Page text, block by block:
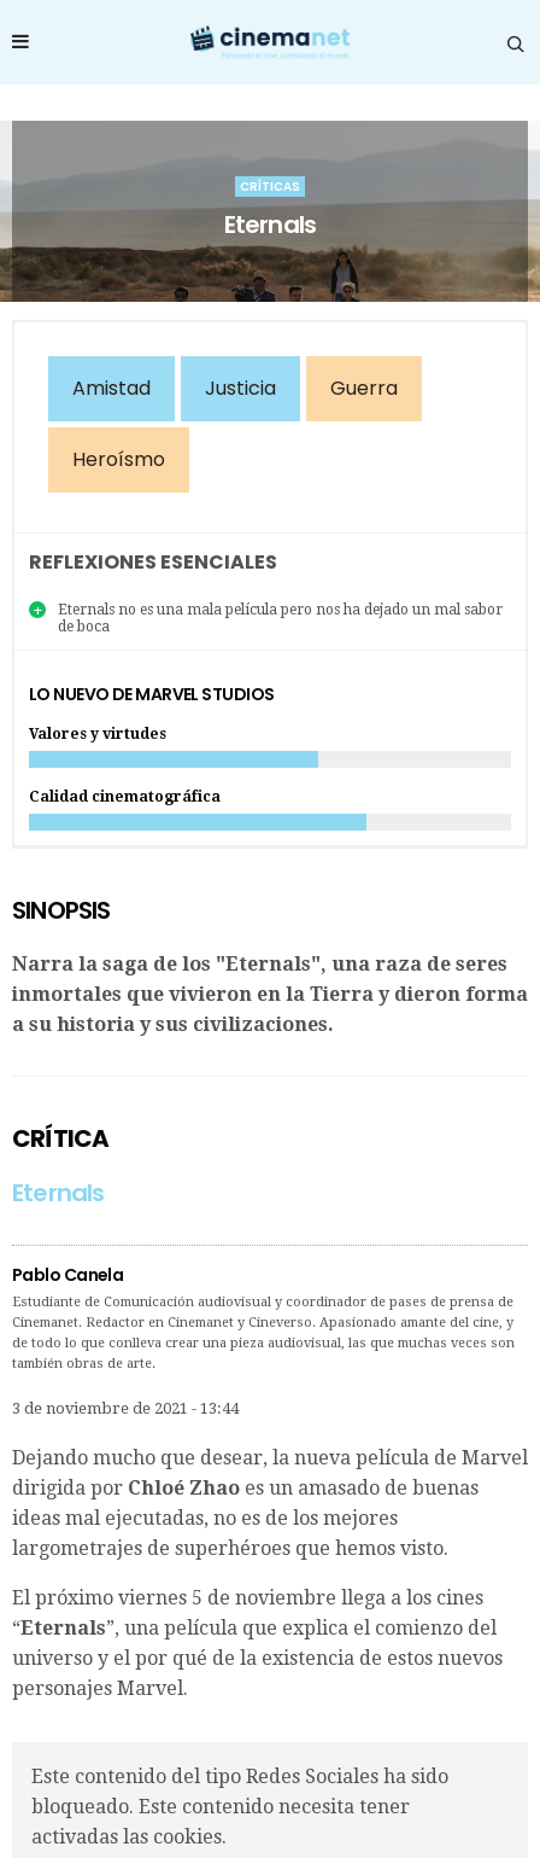
CRÍTICAS
Eternals
Amistad Justicia Guerra
Heroísmo
REFLEXIONES ESENCIALES
Eternals no es una mala película pero nos ha dejado un mal sabor
de boca
LO NUEVO DE MARVEL STUDIOS
Valores y virtudes
Calidad cinematográfica
SINOPSIS
Narra la saga de los "Eternals", una raza de seres
inmortales que vivieron en la Tierra y dieron forma
a su historia y sus civilizaciones.
CRÍTICA
Eternals
Pablo Canela
Estudiante de Comunicación audiovisual y coordinador de pases de prensa de
Cinemanet. Redactor en Cinemanet y Cineverso. Apasionado amante del cine, y
de todo lo que conlleva crear una pieza audiovisual, las que muchas veces son
también obras de arte.
3 de noviembre de 2021 - 13:44
Dejando mucho que desear, la nueva película de Marvel
dirigida por Chloé Zhao es un amasado de buenas
ideas mal ejecutadas, no es de los mejores
largometrajes de superhéroes que hemos visto.
El próximo viernes 5 de noviembre llega a los cines
“Eternals”, una película que explica el comienzo del
universo y el por qué de la existencia de estos nuevos
personajes Marvel.
Este contenido del tipo Redes Sociales ha sido
bloqueado. Este contenido necesita tener
activadas las cookies.